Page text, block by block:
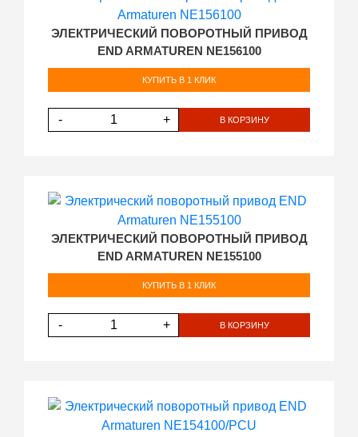
ЭЛЕКТРИЧЕСКИЙ ПОВОРОТНЫЙ ПРИВОД
END ARMATUREN NE156100
КУПИТЬ В 1 КЛИК
- + В КОРЗИНУ
ЭЛЕКТРИЧЕСКИЙ ПОВОРОТНЫЙ ПРИВОД
END ARMATUREN NE155100
КУПИТЬ В 1 КЛИК
- + В КОРЗИНУ